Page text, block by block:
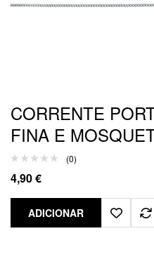
CORRENTE
FINA E
(0)
4,90€
ADICIONAR